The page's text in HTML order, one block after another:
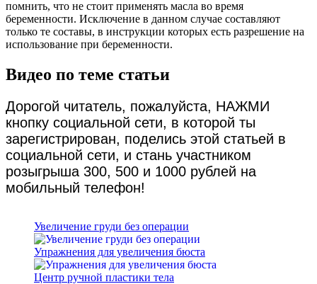
помнить, что не стоит применять масла во время
беременности. Исключение в данном случае составляют
только те составы, в инструкции которых есть разрешение на
использование при беременности.
Видео по теме статьи
Дорогой читатель, пожалуйста, НАЖМИ
кнопку социальной сети, в которой ты
зарегистрирован, поделись этой статьей в
социальной сети, и стань участником
розыгрыша 300, 500 и 1000 рублей на
мобильный телефон!
Увеличение груди без операции
Упражнения для увеличения бюста
Центр ручной пластики тела